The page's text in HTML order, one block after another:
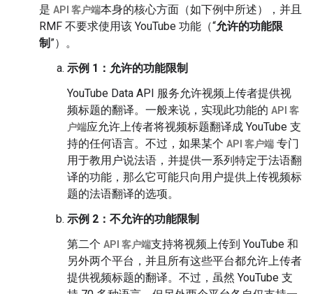
是 API 客户端本身的核心方面（如下例中所述），并且
RMF 不要求使用该 YouTube 功能（“允许的功能限
制 ”）。
示例 1：允许的功能限制
YouTube Data API 服务允许视频上传者提供视
频标题的翻译。一般来说，实现此功能的 API 客
户端应允许上传者将视频标题翻译成 YouTube 支
持的任何语言。不过，如果某个 API 客户端 专门
用于教用户说法语，并提供一系列特定于法语翻
译的功能，那么它可能只向用户提供上传视频标
题的法语翻译的选项。
示例 2：不允许的功能限制
第二个 API 客户端支持将视频上传到 YouTube 和
另外两个平台，并且所有这些平台都允许上传者
提供视频标题的翻译。不过，虽然 YouTube 支